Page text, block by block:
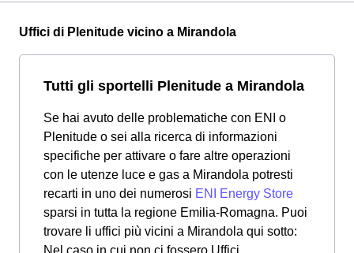
Uffici di Plenitude vicino a Mirandola
Tutti gli sportelli Plenitude a Mirandola
Se hai avuto delle problematiche con ENI o
Plenitude o sei alla ricerca di informazioni
specifiche per attivare o fare altre operazioni
con le utenze luce e gas a Mirandola potresti
recarti in uno dei numerosi ENI Energy Store
sparsi in tutta la regione Emilia-Romagna. Puoi
trovare li uffici più vicini a Mirandola qui sotto:
Nel caso in cui non ci fossero Uffici